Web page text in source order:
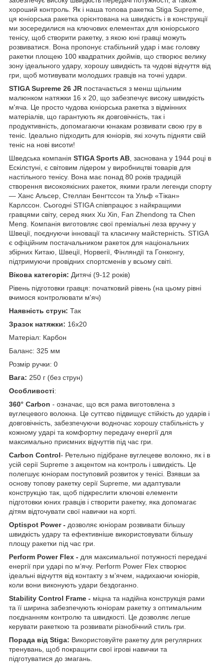
хороший контроль. Як і наша топова ракетка Stiga Supreme,
ця юніорська ракетка орієнтована на швидкість і в конструкції
ми зосередилися на ключових елементах для юніорського
тенісу, щоб створити ракетку, з якою юні гравці можуть
розвиватися. Вона пропонує стабільний удар і має головку
ракетки площею 100 квадратних дюймів, що створює велику
зону ідеального удару, хорошу швидкість та чудові відчуття від
гри, щоб мотивувати молодших гравців на точні удари.
STIGA Supreme 26 JR постачається з менш щільним
малюнком натяжки 16 x 20, що забезпечує високу швидкість
м'яча. Це просто чудова юніорська ракетка з відмінних
матеріалів, що гарантують як довговічність, так і
продуктивність, допомагаючи юнакам розвивати свою гру в
теніс. Ідеально підходить для юніорів, які хочуть підняти свій
теніс на нові висоти!
Шведська компанія STIGA Sports AB, заснована у 1944 році в
Ескілстуні, є світовим лідером у виробництві товарів для
настільного тенісу. Вона має понад 80 років традицій
створення високоякісних ракеток, якими грали легенди спорту
— Ханс Альсер, Стеллан Бенгтссон та Ульф «Тікан»
Карлссон. Сьогодні STIGA співпрацює з найкращими
гравцями світу, серед яких Xu Xin, Fan Zhendong та Chen
Meng. Компанія виготовляє свої преміальні леза вручну у
Швеції, поєднуючи інновації та класичну майстерність. STIGA
є офіційним постачальником ракеток для національних
збірних Китаю, Швеції, Норвегії, Фінляндії та Гонконгу,
підтримуючи провідних спортсменів у всьому світі.
Вікова категорія: Дитячі (9-12 років)
Рівень підготовки гравця: початковий рівень (на цьому рівні
вчимося контролювати м'яч)
Наявність струн: Так
Зразок натяжки: 16x20
Матеріал: Карбон
Баланс: 325 мм
Розмір ручки: 0
Вага: 250 г (без струн)
Особливості:
360° Carbon - означає, що вся рама виготовлена з
вуглецевого волокна. Це суттєво підвищує стійкість до ударів і
довговічність, забезпечуючи водночас хорошу стабільність у
кожному ударі та комфортну передачу енергії для
максимально приємних відчуттів під час гри.
Carbon Control- Ретельно підібране вуглецеве волокно, як і в
усій серії Supreme з акцентом на контроль і швидкість. Це
полегшує юніорам поступовий розвиток у тенісі. Взявши за
основу топову ракетку серії Supreme, ми адаптували
конструкцію так, щоб підкреслити ключові елементи
підготовки юних гравців і створити ракетку, яка допомагає
дітям відточувати свої навички на корті.
Optispot Power- дозволяє юніорам розвивати більшу
швидкість удару та ефективніше використовувати більшу
площу ракетки під час гри.
Perform Power Flex - для максимальної потужності передачі
енергії при ударі по м’ячу. Perform Power Flex створює
ідеальні відчуття від контакту з м’ячем, надихаючи юніорів,
коли вони виконують удари бездоганно.
Stability Control Frame - міцна та надійна конструкція рами
та її ширина забезпечують юніорам ракетку з оптимальним
поєднанням контролю та швидкості. Це дозволяє легше
керувати ракеткою та розвивати різнобічний стиль гри.
Порада від Stiga: Використовуйте ракетку для регулярних
тренувань, щоб покращити свої ігрові навички та
підготуватися до змагань.